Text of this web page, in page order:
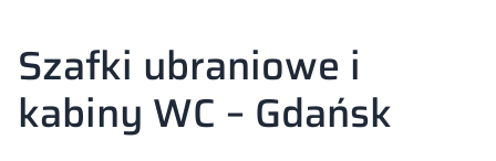
Szafki ubraniowe i
kabiny WC – Gdańsk